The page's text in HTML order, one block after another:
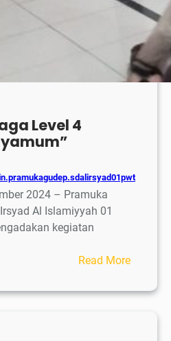
Level 4
2024 – Pramuka
Al Islamiyyah 01
kegiatan
Read More:
Siaga